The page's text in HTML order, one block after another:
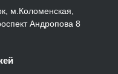
м.Коломенская,
Андропова 8